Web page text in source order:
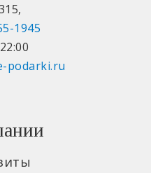
,
1945
podarki.ru